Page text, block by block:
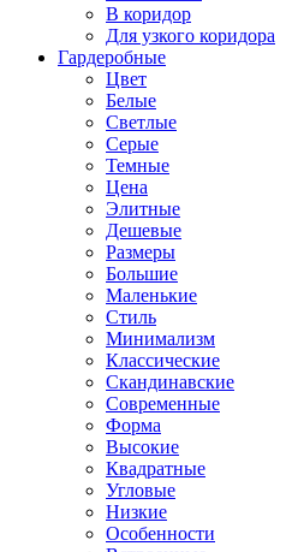
В коридор
Для узкого коридора
Гардеробные
Цвет
Белые
Светлые
Серые
Темные
Цена
Элитные
Дешевые
Размеры
Большие
Маленькие
Стиль
Минимализм
Классические
Скандинавские
Современные
Форма
Высокие
Квадратные
Угловые
Низкие
Особенности